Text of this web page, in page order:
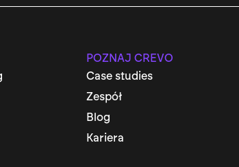
POZNAJ CREVO
Case studies
Zespół
Blog
Kariera